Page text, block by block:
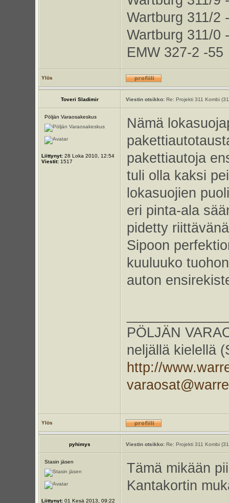
Wartburg 311/2
Wartburg 311/0
EMW 327-2 -55
Ylös
Toveri Sladimir Viestin otsikko:Re: Projekti 311 Kombi
Pöljän Varaosakeskus
Liittynyt:28 Loka 2010, 12:54
Viestit:1517
Nämä
pakettiautoja
tuli olla kaksi
lokasuojien
eri pinta-ala
pidetty
Sipoon
kuuluuko
auton
PÖLJÄN
neljällä kielellä
http://
Ylös
pyhimys Viestin otsikko:Re: Projekti 311 Kombi
Stasin jäsen
Liittynyt:01 Kesä 2013, 09:22
Tämä mikään
Kantakortin